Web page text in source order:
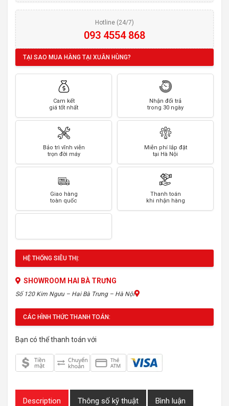
Hotline (24/7)
093 4554 868
TẠI SAO MUA HÀNG TẠI XUÂN HÙNG?
Cam kết
giá tốt nhất
Nhận đổi trả
trong 30 ngày
Bảo trì vĩnh viễn
trọn đời máy
Miễn phí lắp đặt
tại Hà Nội
Giao hàng
toàn quốc
Thanh toán
khi nhận hàng
HỆ THỐNG SIÊU THỊ:
SHOWROOM HAI BÀ TRƯNG
Số 120 Kim Ngưu – Hai Bà Trưng – Hà Nội
CÁC HÌNH THỨC THANH TOÁN:
Bạn có thể thanh toán với
Description Thông số kỹ thuật Bình luận